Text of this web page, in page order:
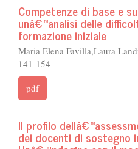
Competenze di base e
unâ€™analisi delle
formazione iniziale
Maria Elena Favilla,Laura
141-154
pdf
Il profilo
dei docenti di sostegno